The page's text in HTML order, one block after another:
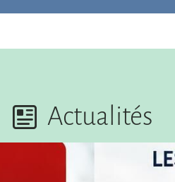
Actualités